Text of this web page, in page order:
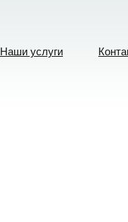
Наши услуги